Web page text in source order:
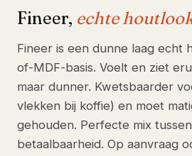
Fineer, echte
Fineer is een dunne laag echt
of-MDF-basis. Voelt en ziet
maar dunner. Kwetsbaarder
vlekken bij koffie) en moet
gehouden. Perfecte mix
betaalbaarheid. Op aanvraag